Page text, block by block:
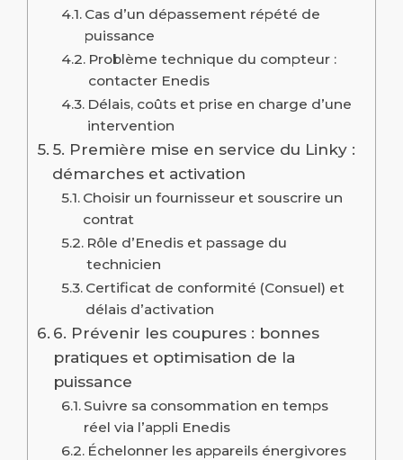
Cas d’un dépassement répété de
puissance
Problème technique du compteur :
contacter Enedis
Délais, coûts et prise en charge d’une
intervention
5. Première mise en service du Linky :
démarches et activation
Choisir un fournisseur et souscrire un
contrat
Rôle d’Enedis et passage du
technicien
Certificat de conformité (Consuel) et
délais d’activation
6. Prévenir les coupures : bonnes
pratiques et optimisation de la
puissance
Suivre sa consommation en temps
réel via l’appli Enedis
Échelonner les appareils énergivores